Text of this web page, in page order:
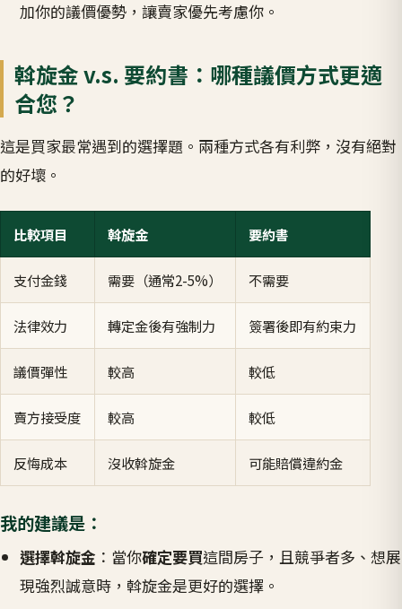
加你的議價優勢，讓賣家優先考慮你。
斡旋金 v.s. 要約書：哪種議價方式更適
合您？
這是買家最常遇到的選擇題。兩種方式各有利弊，沒有絕對
的好壞。
比較項目 斡旋金 要約書
支付金錢 需要（通常2-5%） 不需要
法律效力 轉定金後有強制力 簽署後即有約束力
議價彈性 較高 較低
賣方接受度 較高 較低
反悔成本 沒收斡旋金 可能賠償違約金
我的建議是：
選擇斡旋金 ：當你確定要買這間房子，且競爭者多、想展
現強烈誠意時，斡旋金是更好的選擇。